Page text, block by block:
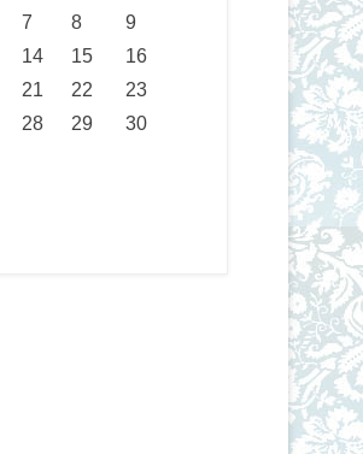
7 8
9
14 15
16
21 22
23
28 29
30